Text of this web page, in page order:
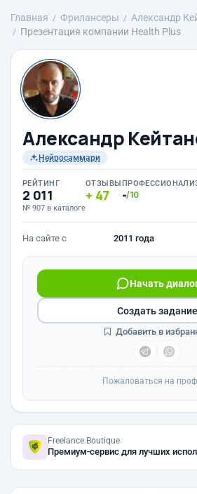
Главная Фрилансеры Александр
Презентация компании Health Plus
Александр
Нейросаммари
РЕЙТИНГ
2 011
№ 907 в каталоге
ОТЗЫВЫ
47 -/10
На сайте с 2011 года
Начать
Создать задание
Добавить в
Пожаловаться на
Freelance.Boutique
Премиум-сервис для лучших